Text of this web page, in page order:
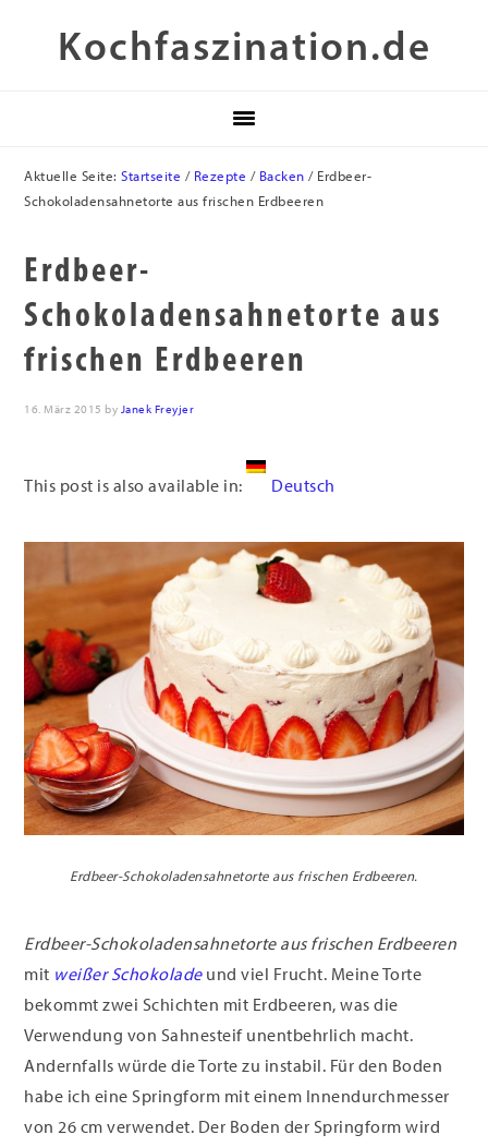
Hauptnavigation
Kochfaszination.de
Aktuelle Seite:Startseite / Rezepte / Backen /Erdbeer-
Schokoladensahnetorte aus frischen Erdbeeren
Erdbeer-
Schokoladensahnetorte aus
frischen Erdbeeren
16. März 2015 by Janek Freyjer
This post is also available in: Deutsch
Erdbeer-Schokoladensahnetorte aus frischen Erdbeeren.
Erdbeer-Schokoladensahnetorte aus frischen Erdbeeren
mit weißer Schokoladeund viel Frucht. Meine Torte
bekommt zwei Schichten mit Erdbeeren, was die
Verwendung von Sahnesteif unentbehrlich macht.
Andernfalls würde die Torte zu instabil. Für den Boden
habe ich eine Springform mit einem Innendurchmesser
von 26 cm verwendet. Der Boden der Springform wird